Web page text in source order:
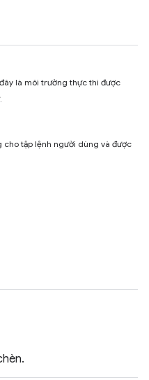
là môi trường thực thi được
tập lệnh người dùng và được